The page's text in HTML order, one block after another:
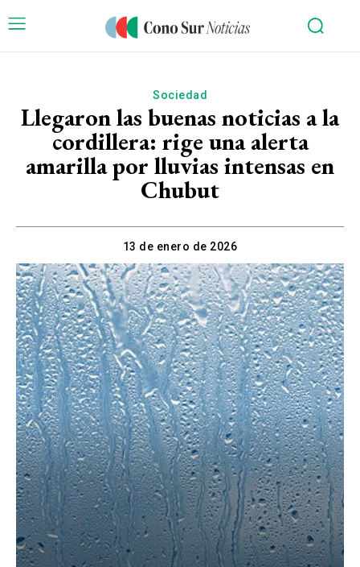
Sociedad
Llegaron las buenas noticias a la
cordillera: rige una alerta
amarilla por lluvias intensas en
Chubut
13 de enero de 2026